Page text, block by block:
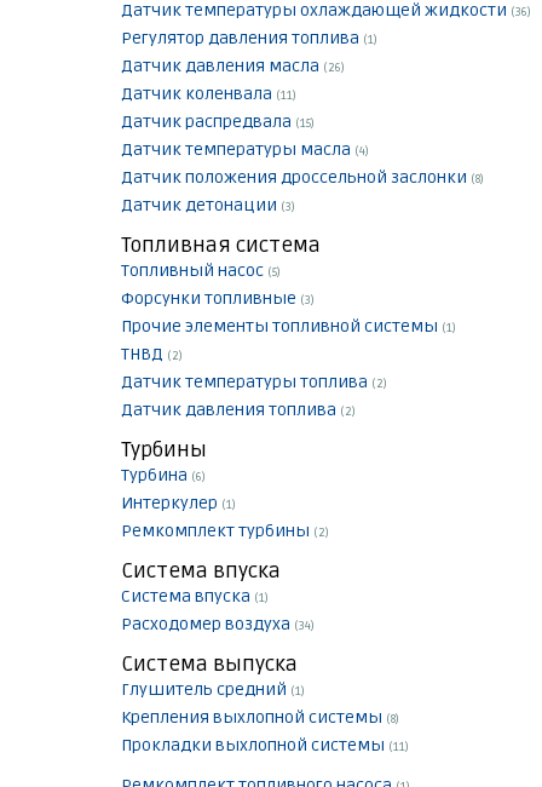
Датчик температуры охлаждающей жидкости (36)
Регулятор давления топлива (1)
Датчик давления масла (26)
Датчик коленвала (11)
Датчик распредвала (15)
Датчик температуры масла (4)
Датчик положения дроссельной заслонки (8)
Датчик детонации (3)
Топливная система
Топливный насос (5)
Форсунки топливные (3)
Прочие элементы топливной системы (1)
ТНВД (2)
Датчик температуры топлива (2)
Датчик давления топлива (2)
Турбины
Турбина (6)
Интеркулер (1)
Ремкомплект турбины (2)
Система впуска
Система впуска (1)
Расходомер воздуха (34)
Система выпуска
Глушитель средний (1)
Крепления выхлопной системы (8)
Прокладки выхлопной системы (11)